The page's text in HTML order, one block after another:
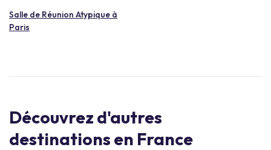
Salle de Réunion Atypique à
Paris
Découvrez d'autres
destinations en France